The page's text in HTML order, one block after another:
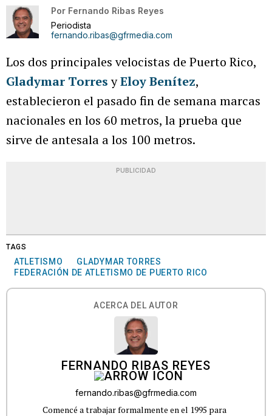
Por Fernando Ribas Reyes
Periodista
fernando.ribas@gfrmedia.com
Los dos principales velocistas de Puerto Rico,
Gladymar Torres yEloy Benítez,
establecieron el pasado fin de semana marcas
nacionales en los 60 metros, la prueba que
sirve de antesala a los 100 metros.
PUBLICIDAD
TAGS
ATLETISMO
GLADYMAR TORRES
FEDERACIÓN DE ATLETISMO DE PUERTO RICO
ACERCA DEL AUTOR
FERNANDO RIBAS REYES
fernando.ribas@gfrmedia.com
Comencé a trabajar formalmente en el 1995 para